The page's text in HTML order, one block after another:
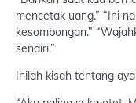
mencetak uang.” “Ini
kesombongan.”
sendiri.”
Inilah kisah tentang